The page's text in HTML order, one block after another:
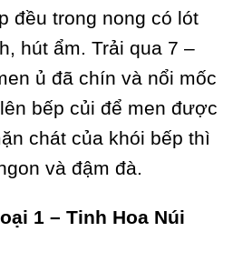
đều trong nong có lót
hút ẩm. Trải qua 7 –
ủ đã chín và nổi mốc
bếp củi để men được
chát của khói bếp thì
và đậm đà.
1 – Tinh Hoa Núi